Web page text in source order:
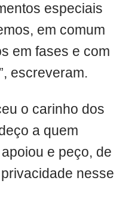
especiais
em comum
em fases e com
escreveram.
o carinho dos
a quem
e peço, de
nesse